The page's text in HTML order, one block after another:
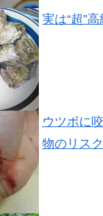
実は“超”
ウツボに
物のリス